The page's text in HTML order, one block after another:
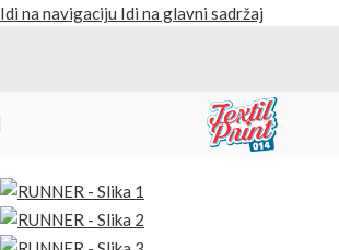
Idi na navigaciju Idi na glavni sadržaj
Kape i kačketi